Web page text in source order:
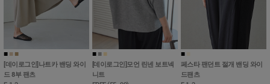
■ ■ ■
[데이로그인]나트카 밴딩 와이
드 8부 팬츠
■ ■ ■
[데이로그인]모언 린넨 보트넥
니트
■
페스타 팬던트 절개 밴딩 와이
드팬츠